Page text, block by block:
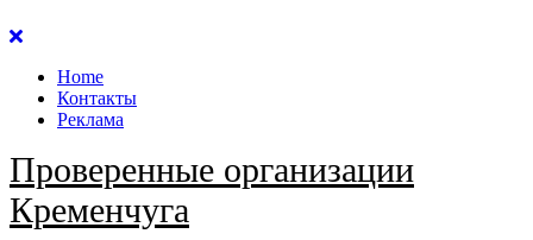
Перейти
содержанию
Home
Контакты
Реклама
Проверенные организации
Кременчуга